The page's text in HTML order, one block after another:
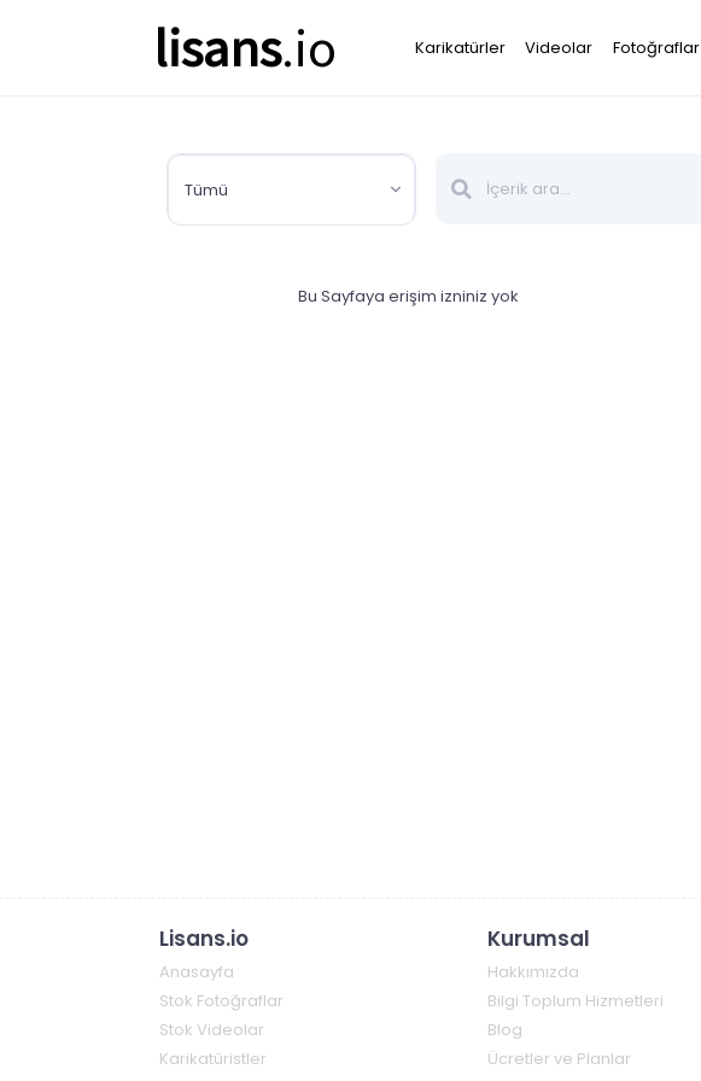
lisans.io Karikatürler Videolar Fotoğraflar
Tümü
Bu Sayfaya erişim izniniz yok
Lisans.io
Anasayfa
Stok Fotoğraflar
Stok Videolar
Karikatüristler
Kurumsal
Hakkımızda
Bilgi Toplum Hizmetleri
Blog
Ücretler ve Planlar